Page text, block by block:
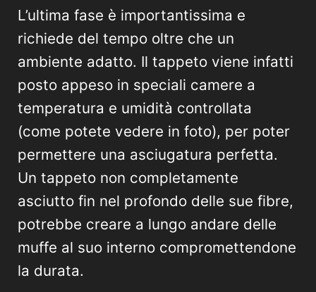
L’ultima fase è importantissima e
richiede del tempo oltre che un
ambiente adatto. Il tappeto viene infatti
posto appeso in speciali camere a
temperatura e umidità controllata
(come potete vedere in foto), per poter
permettere una asciugatura perfetta.
Un tappeto non completamente
asciutto fin nel profondo delle sue fibre,
potrebbe creare a lungo andare delle
muffe al suo interno compromettendone
la durata.